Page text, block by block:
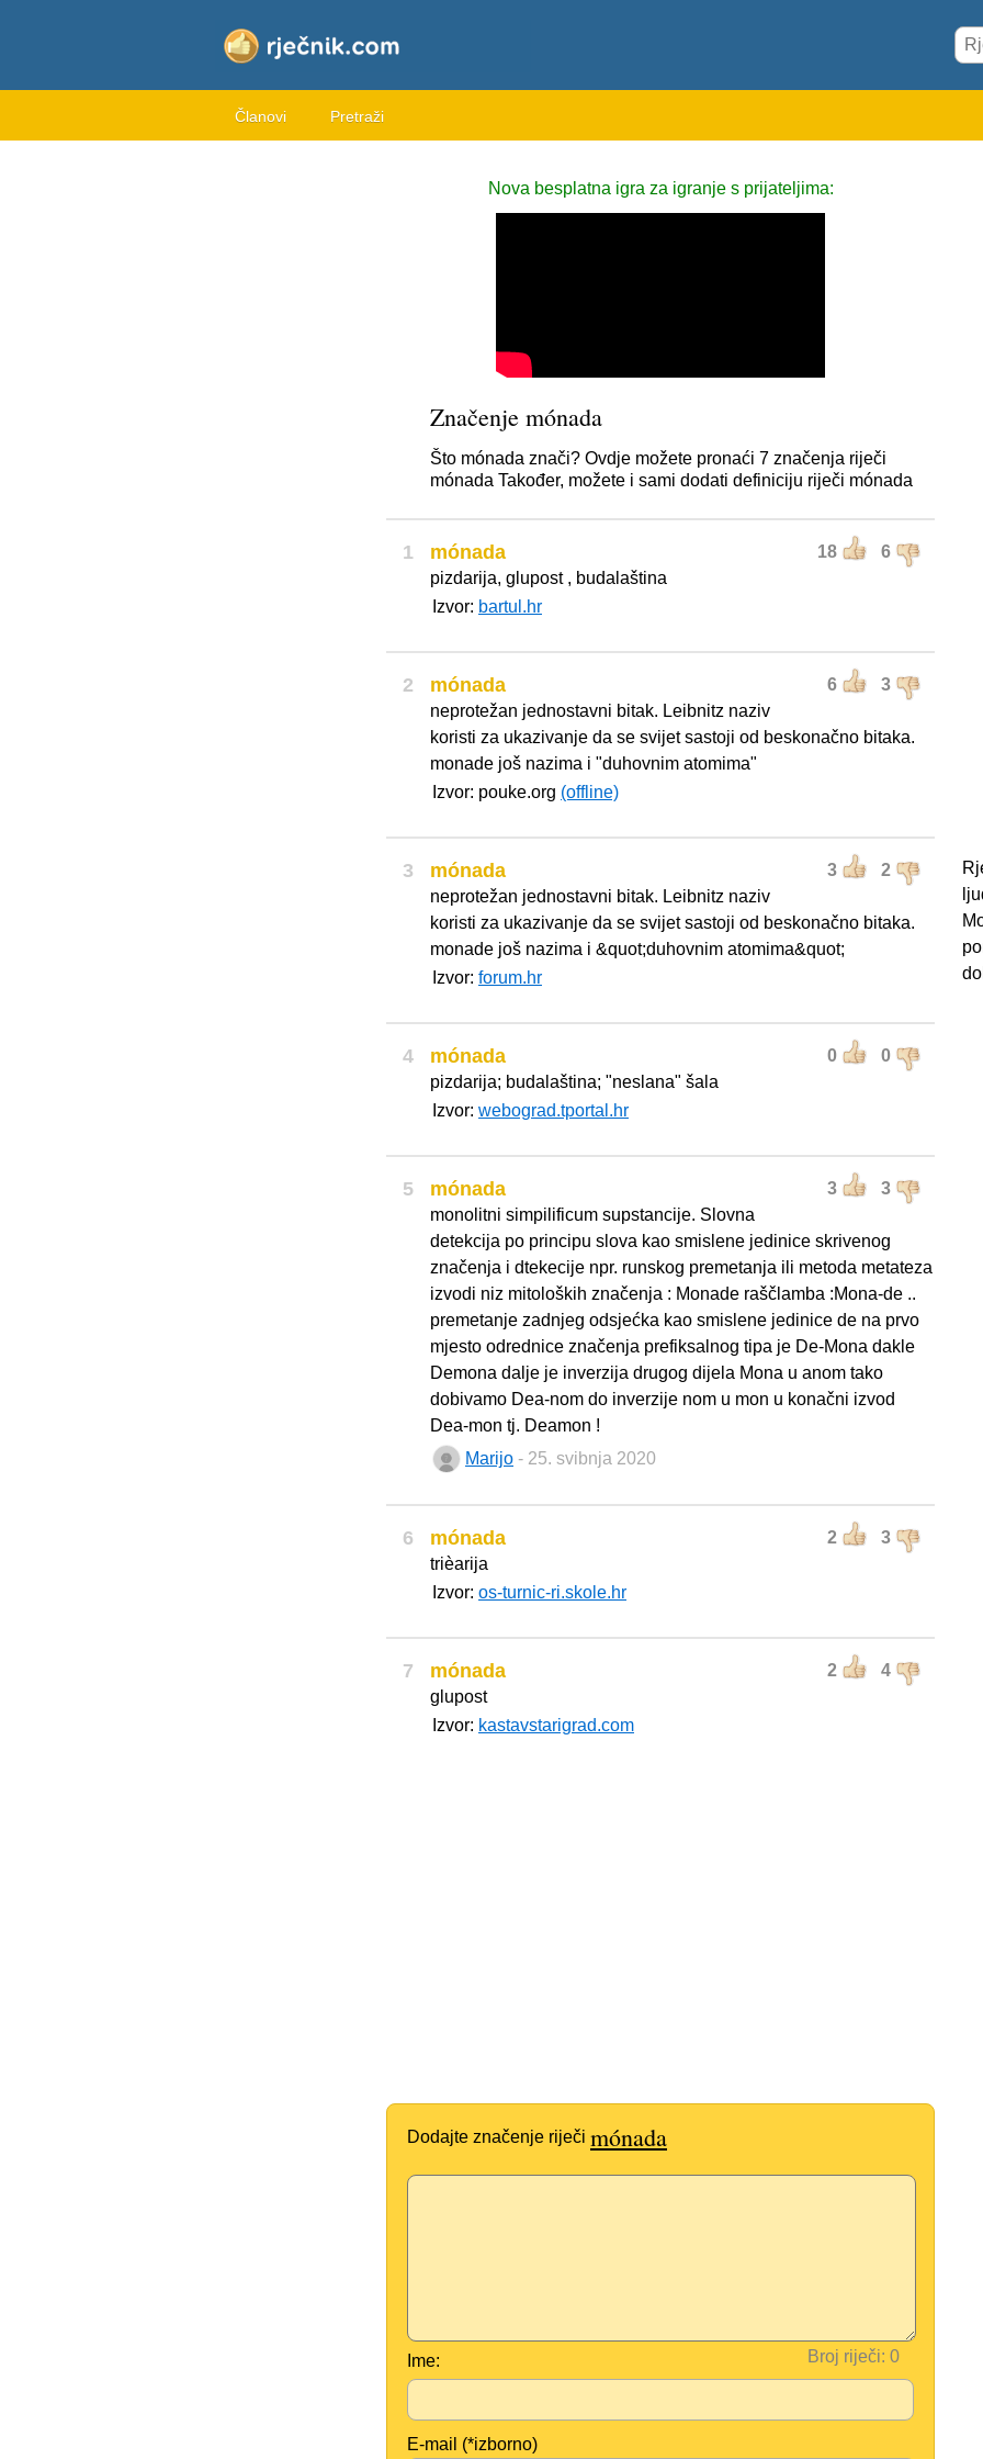
Članovi Pretraži
Nova besplatna igra za igranje s prijateljima:
Značenje mónada
Što mónada znači? Ovdje možete pronaći 7 značenja riječi
mónada Također, možete i sami dodati definiciju riječi mónada
1 18 6
mónada
pizdarija, glupost , budalaština
Izvor: bartul.hr
2 6 3
mónada
neprotežan jednostavni bitak. Leibnitz naziv
koristi za ukazivanje da se svijet sastoji od beskonačno bitaka.
monade još nazima i "duhovnim atomima"
Izvor: pouke.org (offline)
3 3 2
mónada
neprotežan jednostavni bitak. Leibnitz naziv
koristi za ukazivanje da se svijet sastoji od beskonačno bitaka.
monade još nazima i &quot;duhovnim atomima&quot;
Izvor: forum.hr
4 0 0
mónada
pizdarija; budalaština; "neslana" šala
Izvor: webograd.tportal.hr
5 3 3
mónada
monolitni simpilificum supstancije. Slovna
detekcija po principu slova kao smislene jedinice skrivenog
značenja i dtekecije npr. runskog premetanja ili metoda metateza
izvodi niz mitoloških značenja : Monade raščlamba :Mona-de ..
premetanje zadnjeg odsjećka kao smislene jedinice de na prvo
mjesto odrednice značenja prefiksalnog tipa je De-Mona dakle
Demona dalje je inverzija drugog dijela Mona u anom tako
dobivamo Dea-nom do inverzije nom u mon u konačni izvod
Dea-mon tj. Deamon !
Marijo - 25. svibnja 2020
6 2 3
mónada
trièarija
Izvor: os-turnic-ri.skole.hr
7 2 4
mónada
glupost
Izvor: kastavstarigrad.com
Dodajte značenje riječi mónada
Broj riječi:
Ime:
E-mail (*izborno)